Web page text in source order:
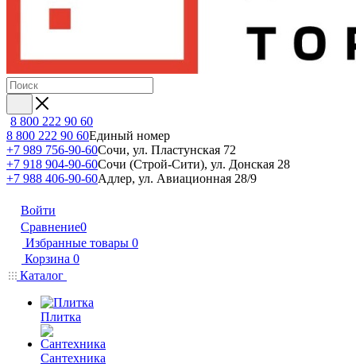
8 800 222 90 60
8 800 222 90 60Единый номер
+7 989 756-90-60Сочи, ул. Пластунская 72
+7 918 904-90-60Сочи (Строй-Сити), ул. Донская 28
+7 988 406-90-60Адлер, ул. Авиационная 28/9
Войти
Сравнение0
Избранные товары 0
Корзина 0
Каталог
Плитка
Сантехника